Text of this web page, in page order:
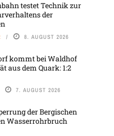
testet Technik zur
der
8. AUGUST 2026
kommt bei Waldhof
aus dem Quark: 1:2
7. AUGUST 2026
der Bergischen
Wasserrohrbruch